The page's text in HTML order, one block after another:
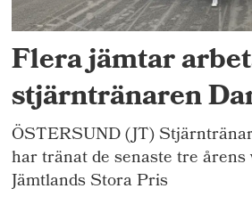
Flera jämtar
stjärntränaren
ÖSTERSUND (JT)
har tränat de senaste tre
Jämtlands Stora Pris